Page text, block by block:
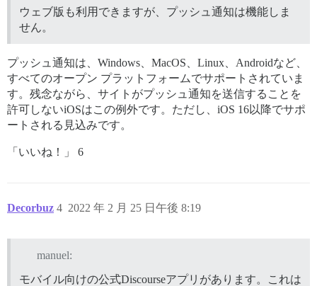
ウェブ版も利用できますが、プッシュ通知は機能しま
せん。
プッシュ通知は、Windows、MacOS、Linux、Androidなど、
すべてのオープン プラットフォームでサポートされていま
す。残念ながら、サイトがプッシュ通知を送信することを
許可しないiOSはこの例外です。ただし、iOS 16以降でサポ
ートされる見込みです。
「いいね！」 6
Decorbuz 2022 年 2 月 25 日午後 8:19
4
manuel:
モバイル向けの公式Discourseアプリがあります。これは